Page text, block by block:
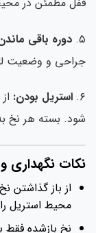
دوره باقی ماندن:
و وضعیت لثه،
استریل بودن:از
بسته هر نخ به
نگهداری و
از باز گذاشتن نخ
محیط استریل را
نخ بازشده فقط